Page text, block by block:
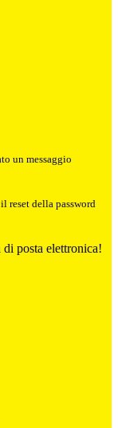
un messaggio
reset della password
posta elettronica!